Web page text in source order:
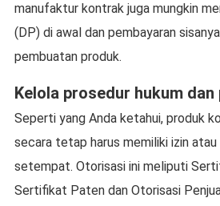
manufaktur kontrak juga mungkin
(DP) di awal dan pembayaran
pembuatan produk.
Kelola prosedur hukum dan
Seperti yang Anda ketahui, produk
secara tetap harus memiliki izin
setempat. Otorisasi ini meliputi
Sertifikat Paten dan Otorisasi